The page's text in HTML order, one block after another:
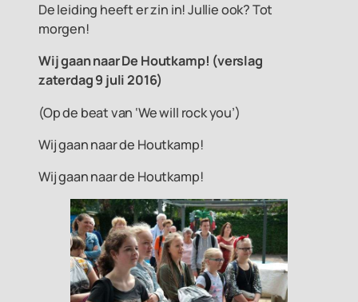
De leiding heeft er zin in! Jullie ook? Tot
morgen!
Wij gaan naar De Houtkamp! (verslag
zaterdag 9 juli 2016)
(Op de beat van ‘We will rock you’)
Wij gaan naar de Houtkamp!
Wij gaan naar de Houtkamp!